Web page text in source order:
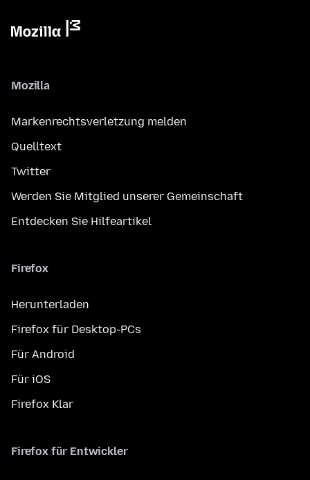
Mozilla
Markenrechtsverletzung melden
Quelltext
Twitter
Werden Sie Mitglied unserer Gemeinschaft
Entdecken Sie Hilfeartikel
Firefox
Herunterladen
Firefox für Desktop-PCs
Für Android
Für iOS
Firefox Klar
Firefox für Entwickler